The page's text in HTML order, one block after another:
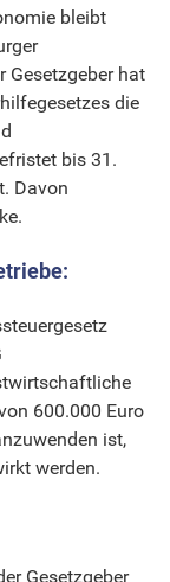
bleibt
Gesetzgeber hat
die
bis 31.
Davon
‎‎600.000 Euro
ist,
werden.
Gesetzgeber